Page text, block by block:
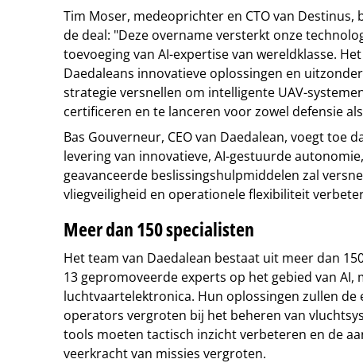
Tim Moser, medeoprichter en CTO van Destinus,
de deal: "Deze overname versterkt onze
toevoeging van AI-expertise van wereldklasse.
Daedaleans innovatieve oplossingen en
strategie versnellen om intelligente UAV-
certificeren en te lanceren voor zowel defensie
Bas Gouverneur, CEO van Daedalean, voegt toe
levering van innovatieve, AI-gestuurde
geavanceerde beslissingshulpmiddelen zal
vliegveiligheid en operationele flexibiliteit
Meer dan 150 specialisten
Het team van Daedalean bestaat uit meer dan
13 gepromoveerde experts op het gebied van AI,
luchtvaartelektronica. Hun oplossingen zullen de
operators vergroten bij het beheren van
tools moeten tactisch inzicht verbeteren en de
veerkracht van missies vergroten.